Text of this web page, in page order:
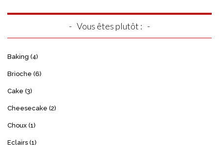
Vous êtes plutôt :
Baking (4)
Brioche (6)
Cake (3)
Cheesecake (2)
Choux (1)
Eclairs (1)